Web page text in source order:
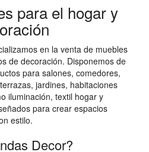
para el hogar y
en la venta de muebles
de decoración. Disponemos de
para salones, comedores,
jardines, habitaciones
iluminación, textil hogar y
para crear espacios
estilo.
Decor?